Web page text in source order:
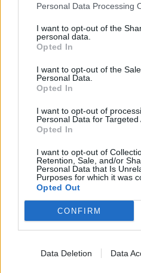
Personal Data Processing
I want to opt-out of the
personal data.
Opted In
I want to opt-out of the
Personal Data.
Opted In
I want to opt-out of
Personal Data for Targeted
Opted In
I want to opt-out of
Retention, Sale, and/or
Personal Data that Is
Purposes for which it was
Opted Out
CONFIRM
Data Deletion Data
αλήθεια της εποχής,
στίχους και το
ανάμεσα στον Damien
και τη Lorde.
Η Holly έχει συνεργαστεί
περιοδεύσει με την
με την Olivia Rodrigo και
έχει κερδίσει το Brit
ενώ το The Walls Are Way
βραβείο Best Mixtape στα
Το ντεμπούτο της “Paint
πήγε στο νο5 των
άλμπουμ της θα
Η εμφάνισή της στο